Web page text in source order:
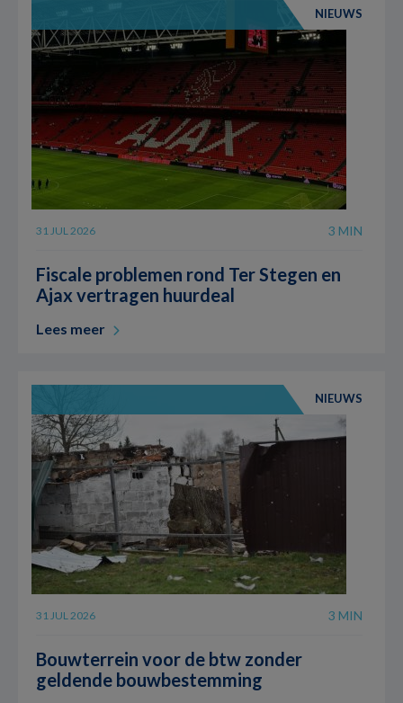
NIEUWS
31 JUL 2026 3 MIN
Fiscale problemen rond Ter Stegen en
Ajax vertragen huurdeal
Lees meer
NIEUWS
31 JUL 2026 3 MIN
Bouwterrein voor de btw zonder
geldende bouwbestemming